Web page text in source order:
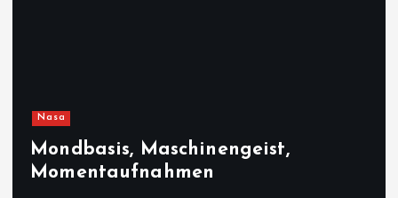
Nasa
Mondbasis, Maschinengeist,
Momentaufnahmen